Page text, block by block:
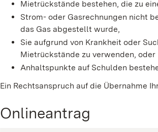
Mietrückstände bestehen, die zu
Strom- oder Gasrechnungen nicht
das Gas abgestellt wurde,
Sie aufgrund von Krankheit oder
Mietrückstände zu verwenden, oder
Anhaltspunkte auf Schulden
Ein Rechtsanspruch auf die Übernahme
Onlineantrag